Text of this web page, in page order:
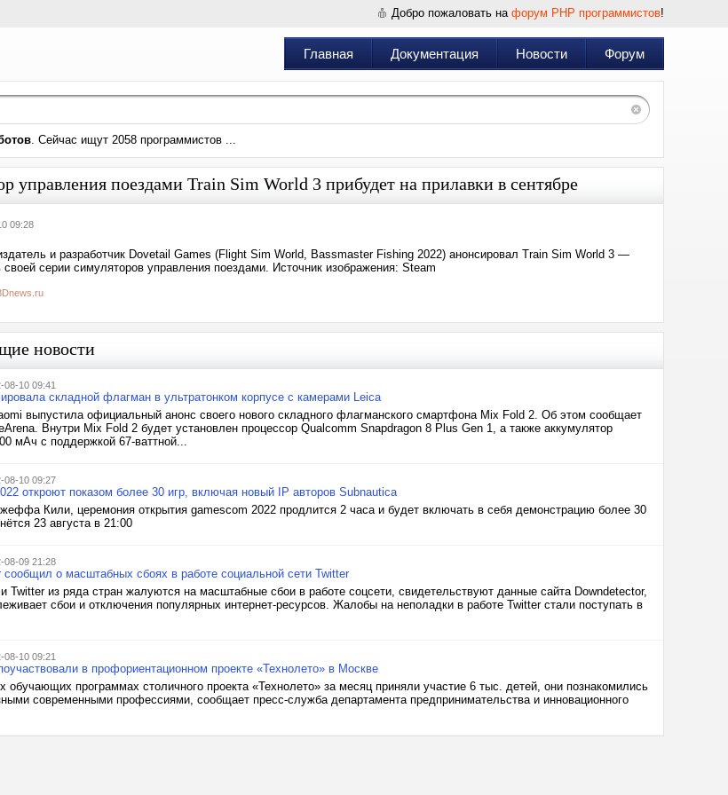
Добро пожаловать на форум PHP программистов!
Главная Документация Новости Форум
. Сейчас ищут 2058 программистов ...
управления поездами Train Sim World 3 прибудет на прилавки в сентябре
09:28
и разработчик Dovetail Games (Flight Sim World, Bassmaster Fishing 2022) анонсировал Train Sim World 3 —
своей серии симуляторов управления поездами. Источник изображения: Steam
новости
08-10 09:41
складной флагман в ультратонком корпусе с камерами Leica
выпустила официальный анонс своего нового складного флагманского смартфона Mix Fold 2. Об этом сообщает
Внутри Mix Fold 2 будет установлен процессор Qualcomm Snapdragon 8 Plus Gen 1, а также аккумулятор
мАч с поддержкой 67-ваттной...
08-10 09:27
откроют показом более 30 игр, включая новый IP авторов Subnautica
Кили, церемония открытия gamescom 2022 продлится 2 часа и будет включать в себя демонстрацию более 30
23 августа в 21:00
08-09 21:28
сообщил о масштабных сбоях в работе социальной сети Twitter
Twitter из ряда стран жалуются на масштабные сбои в работе соцсети, свидетельствуют данные сайта Downdetector,
сбои и отключения популярных интернет-ресурсов. Жалобы на неполадки в работе Twitter стали поступать в
08-10 09:21
в профориентационном проекте «Технолето» в Москве
обучающих программах столичного проекта «Технолето» за месяц приняли участие 6 тыс. детей, они познакомились
современными профессиями, сообщает пресс-служба департамента предпринимательства и инновационного